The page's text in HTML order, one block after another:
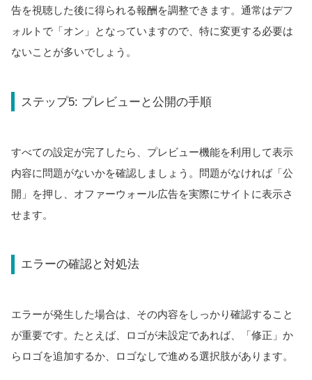
告を視聴した後に得られる報酬を調整できます。通常はデフ
ォルトで「オン」となっていますので、特に変更する必要は
ないことが多いでしょう。
ステップ5: プレビューと公開の手順
すべての設定が完了したら、プレビュー機能を利用して表示
内容に問題がないかを確認しましょう。問題がなければ「公
開」を押し、オファーウォール広告を実際にサイトに表示さ
せます。
エラーの確認と対処法
エラーが発生した場合は、その内容をしっかり確認すること
が重要です。たとえば、ロゴが未設定であれば、「修正」か
らロゴを追加するか、ロゴなしで進める選択肢があります。